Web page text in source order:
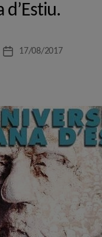
d’Estiu.
Data17/08/2017